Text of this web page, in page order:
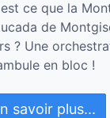
ce que la
de
? Une
en bloc !
savoir plus...